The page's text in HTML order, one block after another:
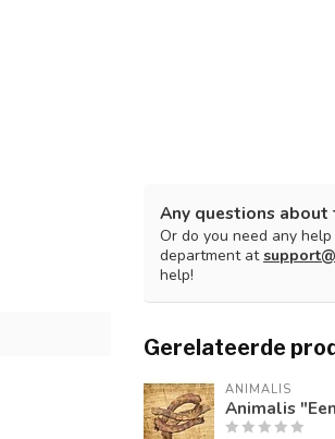
Any questions about
Or do you need any
department at
help!
Gerelateerde
ANIMALIS
Animalis